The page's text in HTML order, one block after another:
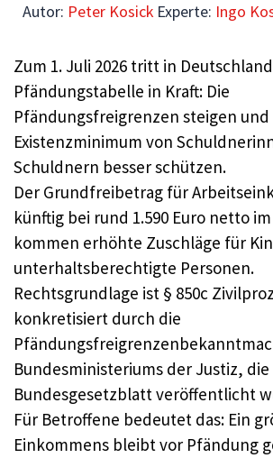
Autor: Peter Kosick Experte: Ingo
Zum 1. Juli 2026 tritt in
Pfändungstabelle in Kraft: Die
Pfändungsfreigrenzen steigen und
Existenzminimum von
Schuldnern besser schützen.
Der Grundfreibetrag für
künftig bei rund 1.590 Euro netto
kommen erhöhte Zuschläge für
unterhaltsberechtigte Personen.
Rechtsgrundlage ist § 850c
konkretisiert durch die
Bundesministeriums der Justiz, die
Bundesgesetzblatt veröffentlicht
Für Betroffene bedeutet das: Ein
Einkommens bleibt vor Pfändung